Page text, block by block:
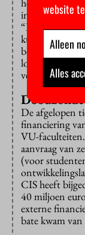
het proefschrift
kunt inzetten
boeren
lokale context
versiering van
Doodzonde
De afgelopen
financiering
VU-
aanvraag van
(voor
CIS heeft
40 miljoen
externe
bate kwam
website
Alleen
Alles